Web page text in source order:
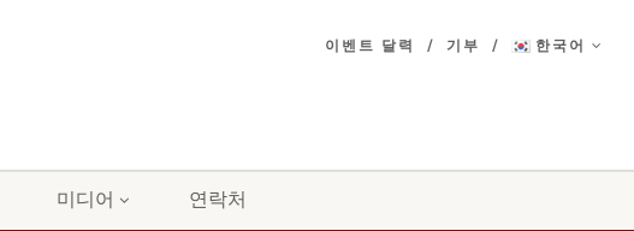
이벤트 달력 기부 한국어
미디어 연락처